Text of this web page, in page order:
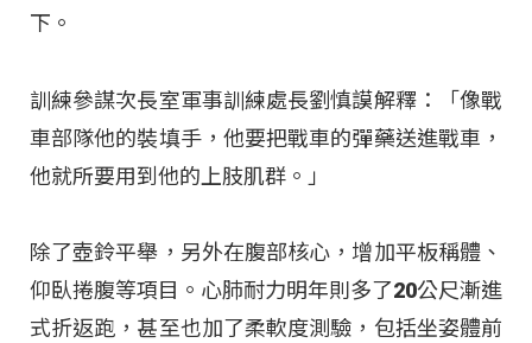
下。
訓練參謀次長室軍事訓練處長劉慎謨解釋：「像戰
車部隊他的裝填手，他要把戰車的彈藥送進戰車，
他就所要用到他的上肢肌群。」
除了壺鈴平舉，另外在腹部核心，增加平板稱體、
仰臥捲腹等項目。心肺耐力明年則多了20公尺漸進
式折返跑，甚至也加了柔軟度測驗，包括坐姿體前